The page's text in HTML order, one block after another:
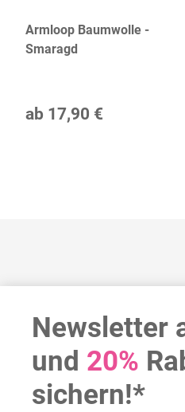
Armloop Baumwolle -
Smaragd
ab 17,90 €
Newsletter
und 20%
sichern!*